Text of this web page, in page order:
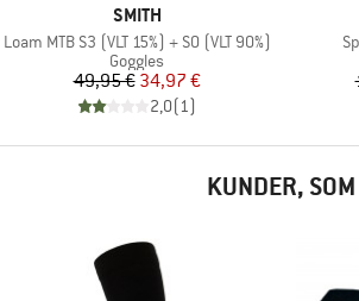
MÆRKE
SMITH
Artikel
Loam MTB S3 (VLT 15%) + S0 (VLT 90%)
Produktgruppe
Goggles
Pris
49,95 €Nedsat pris
34,97 €
2,0(1)
KUNDER,